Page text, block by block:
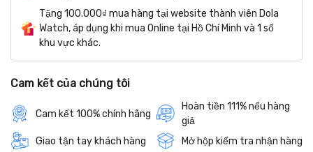
Tặng 100.000₫ mua hàng tại website thành viên Dola
Watch, áp dụng khi mua Online tại Hồ Chí Minh và 1 số
khu vực khác.
Cam kết của chúng tôi
Cam kết 100% chính hãng
Hoàn tiền 111% nếu hàng
giả
Giao tận tay khách hàng
Mở hộp kiểm tra nhận hàng